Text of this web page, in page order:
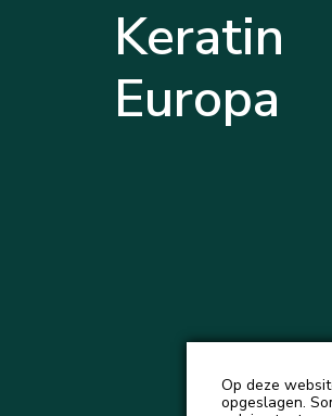
Keratin
Europa
Op deze
opgeslagen.